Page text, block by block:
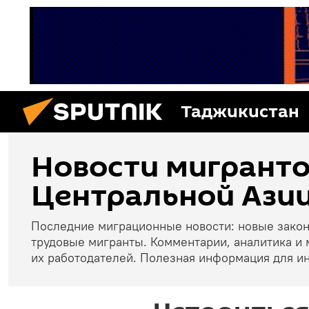
Таджикистан
Новости
Центральной
Последние миграционные новости: новые
трудовые мигранты. Комментарии, аналитика и
их работодателей. Полезная информация для